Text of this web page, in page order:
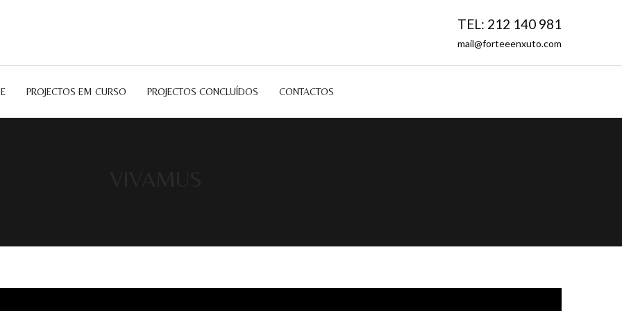
TEL: 212 140 981
mail@forteeenxuto.com
PROJECTOS EM CURSO PROJECTOS CONCLUÍDOS CONTACTOS